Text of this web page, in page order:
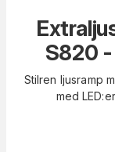
S820
Stilren ljusramp
med